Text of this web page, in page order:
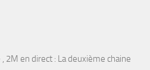
, 2M en direct : La deuxième chaine